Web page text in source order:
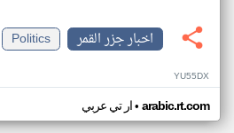
اخبار جزر القمر
Politics
YU55DX
ار تي عربي• arabic.rt.com